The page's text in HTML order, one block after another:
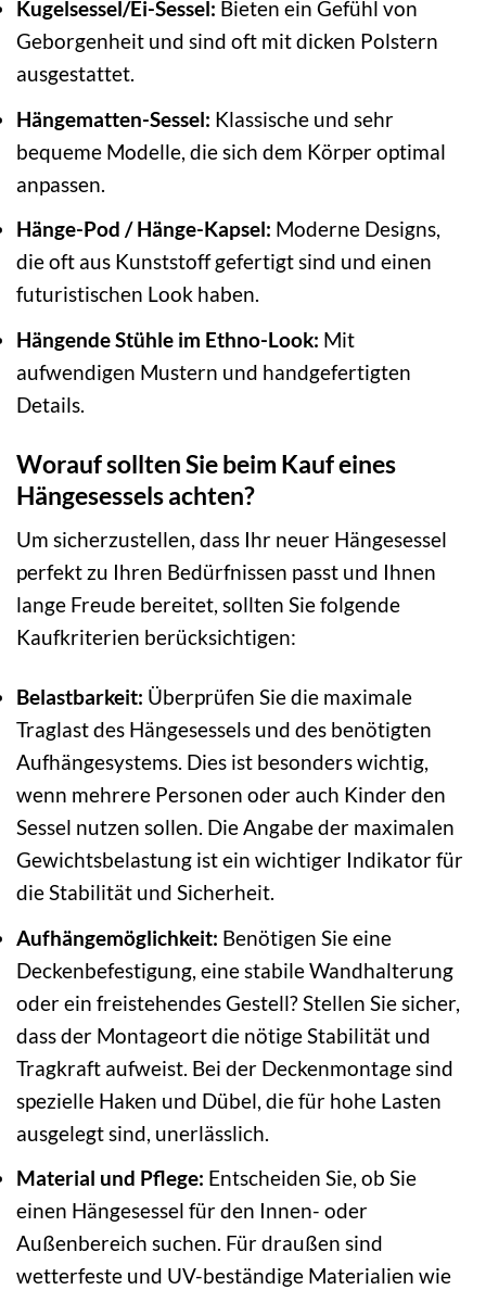
Kugelsessel/Ei-Sessel: Bieten ein Gefühl von
Geborgenheit und sind oft mit dicken Polstern
ausgestattet.
Hängematten-Sessel: Klassische und sehr
bequeme Modelle, die sich dem Körper optimal
anpassen.
Hänge-Pod / Hänge-Kapsel: Moderne Designs,
die oft aus Kunststoff gefertigt sind und einen
futuristischen Look haben.
Hängende Stühle im Ethno-Look: Mit
aufwendigen Mustern und handgefertigten
Details.
Worauf sollten Sie beim Kauf eines
Hängesessels achten?
Um sicherzustellen, dass Ihr neuer Hängesessel
perfekt zu Ihren Bedürfnissen passt und Ihnen
lange Freude bereitet, sollten Sie folgende
Kaufkriterien berücksichtigen:
Belastbarkeit: Überprüfen Sie die maximale
Traglast des Hängesessels und des benötigten
Aufhängesystems. Dies ist besonders wichtig,
wenn mehrere Personen oder auch Kinder den
Sessel nutzen sollen. Die Angabe der maximalen
Gewichtsbelastung ist ein wichtiger Indikator für
die Stabilität und Sicherheit.
Aufhängemöglichkeit: Benötigen Sie eine
Deckenbefestigung, eine stabile Wandhalterung
oder ein freistehendes Gestell? Stellen Sie sicher,
dass der Montageort die nötige Stabilität und
Tragkraft aufweist. Bei der Deckenmontage sind
spezielle Haken und Dübel, die für hohe Lasten
ausgelegt sind, unerlässlich.
Material und Pflege: Entscheiden Sie, ob Sie
einen Hängesessel für den Innen- oder
Außenbereich suchen. Für draußen sind
wetterfeste und UV-beständige Materialien wie